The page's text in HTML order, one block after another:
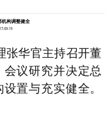
机构调整健全
09-19
张华官主持召开董
议研究并决定总
置与充实健全。